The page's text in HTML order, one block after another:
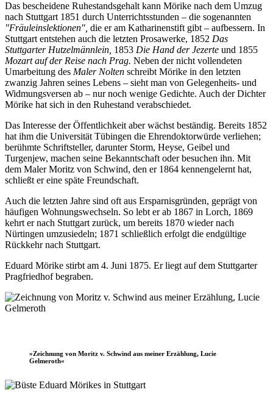
Das bescheidene Ruhestandsgehalt kann Mörike nach dem Umzug
nach Stuttgart 1851 durch Unterrichtsstunden – die sogenannten
"Fräuleinslektionen", die er am Katharinenstift gibt – aufbessern. In
Stuttgart entstehen auch die letzten Prosawerke, 1852 Das
Stuttgarter Hutzelmännlein, 1853 Die Hand der Jezerte und 1855
Mozart auf der Reise nach Prag. Neben der nicht vollendeten
Umarbeitung des Maler Nolten schreibt Mörike in den letzten
zwanzig Jahren seines Lebens – sieht man von Gelegenheits- und
Widmungsversen ab – nur noch wenige Gedichte. Auch der Dichter
Mörike hat sich in den Ruhestand verabschiedet.
Das Interesse der Öffentlichkeit aber wächst beständig. Bereits 1852
hat ihm die Universität Tübingen die Ehrendoktorwürde verliehen;
berühmte Schriftsteller, darunter Storm, Heyse, Geibel und
Turgenjew, machen seine Bekanntschaft oder besuchen ihn. Mit
dem Maler Moritz von Schwind, den er 1864 kennengelernt hat,
schließt er eine späte Freundschaft.
Auch die letzten Jahre sind oft aus Ersparnisgründen, geprägt von
häufigen Wohnungswechseln. So lebt er ab 1867 in Lorch, 1869
kehrt er nach Stuttgart zurück, um bereits 1870 wieder nach
Nürtingen umzusiedeln; 1871 schließlich erfolgt die endgültige
Rückkehr nach Stuttgart.
Eduard Mörike stirbt am 4. Juni 1875. Er liegt auf dem Stuttgarter
Pragfriedhof begraben.
»Zeichnung von Moritz v. Schwind aus meiner Erzählung, Lucie
Gelmeroth«